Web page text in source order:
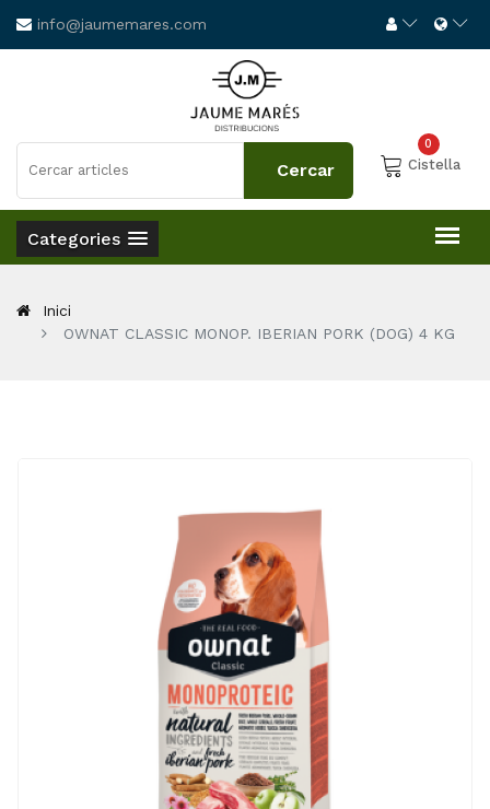
info@jaumemares.com
0
Cistella
Categories
Inici
OWNAT CLASSIC MONOP. IBERIAN PORK (DOG) 4 KG